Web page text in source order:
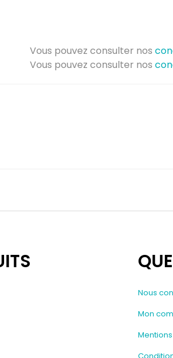
Vous pouvez consulter nos
Vous pouvez consulter nos
Nous
Mon